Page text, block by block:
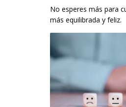
No esperes más para
más equilibrada y feliz.